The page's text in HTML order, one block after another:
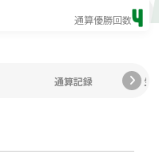
通算優勝回数4
通算記録 生